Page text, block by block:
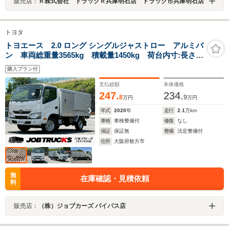
トヨタ
トヨエース 2.0 ロング シングルジャストロー アルミバ
ン 車両総重量3565kg 積載量1450kg 荷台内寸:長さ
294cm×幅155cm×高さ104cm MT 北村製作所製 両側
スライドドア ジョロダー 荷室灯 リアステップ バ
ックカメラ ETC ドラレコ フォグランプ
購入プラン付
支払総額
247.8万円
本体価格
234.9万円
年式 2020年 走行 2.1万km
車検
車検整備付 修復
なし
保証
保証無 整備
法定整備付
住所
大阪府枚方市
無
料
在庫確認・見積依頼
販売店： （株）ジョブカーズ バイパス店